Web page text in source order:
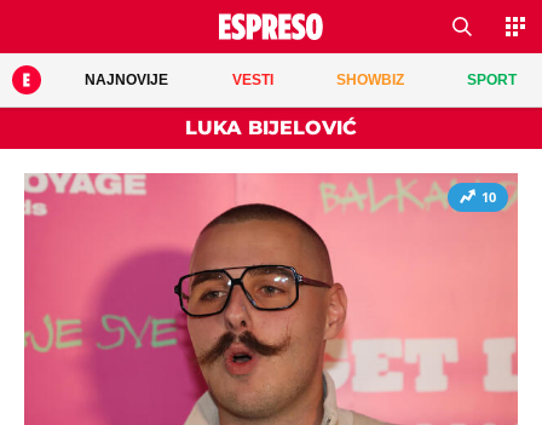
NAJNOVIJE VESTI SHOWBIZ SPORT
LUKA BIJELOVIĆ
10